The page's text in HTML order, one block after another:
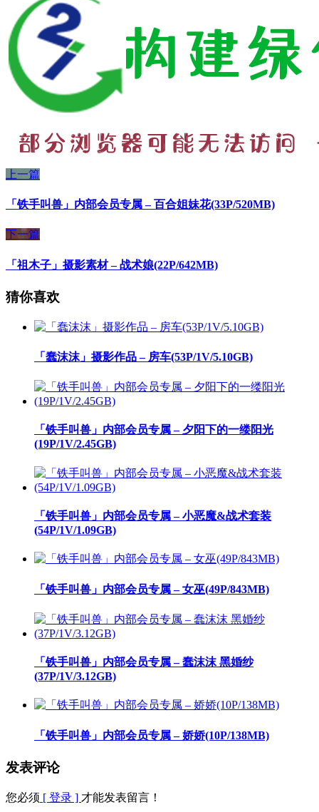
上一篇
「铁手叫兽」内部会员专属 – 百合姐妹花(33P/520MB)
下一篇
「祖木子」摄影素材 – 战术娘(22P/642MB)
猜你喜欢
「蠢沫沫」摄影作品 – 房车(53P/1V/5.10GB)
「铁手叫兽」内部会员专属 – 夕阳下的一缕阳光
(19P/1V/2.45GB)
「铁手叫兽」内部会员专属 – 小恶魔&战术套装
(54P/1V/1.09GB)
「铁手叫兽」内部会员专属 – 女巫(49P/843MB)
「铁手叫兽」内部会员专属 – 蠢沫沫 黑婚纱
(37P/1V/3.12GB)
「铁手叫兽」内部会员专属 – 娇娇(10P/138MB)
发表评论
您必须 [ 登录 ] 才能发表留言！